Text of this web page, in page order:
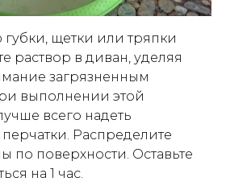
щетки или тряпки
раствор в диван, уделяя
загрязненным
выполнении этой
всего надеть
Распределите
по поверхности. Оставьте
на 1 час.